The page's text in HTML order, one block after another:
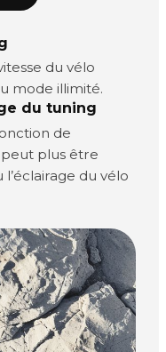
du vélo
mode illimité.
du tuning
de
plus être
du vélo